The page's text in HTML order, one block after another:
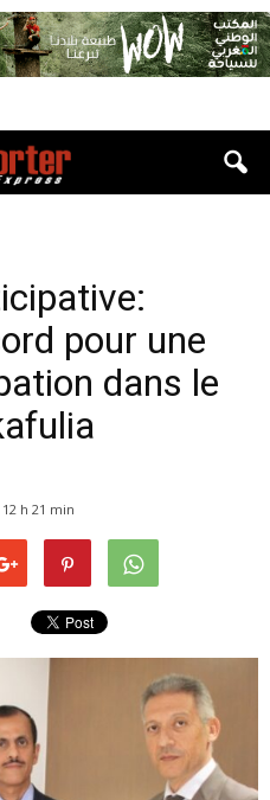
pour une
dans le
h 21 min